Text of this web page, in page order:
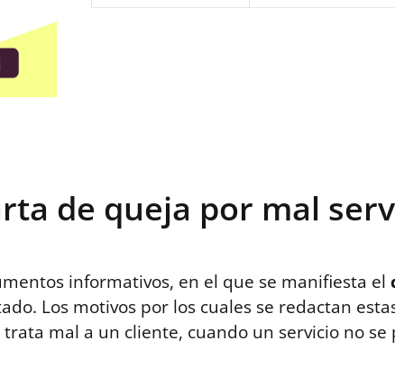
de queja por mal
informativos, en el que se manifiesta el
Los motivos por los cuales se redactan
mal a un cliente, cuando un servicio no